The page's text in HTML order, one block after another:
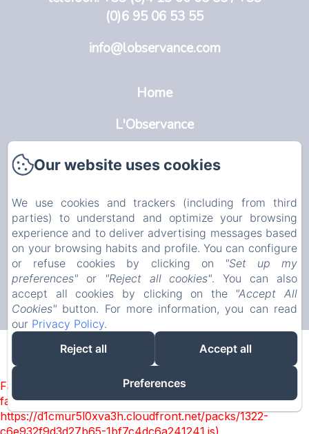
(0)6 95 06 53 55
info@lobservance.com
Home
L'Observance
Info
EN
FR NL
Failed to load BookingEngine/index: Loading chunk 1322
failed. (missing:
https://d1cmur5l0xva3h.cloudfront.net/packs/1322-
Our website uses cookies
We use cookies and trackers (including from third
parties) to understand and optimize your browsing
experience and to deliver advertising messages based
on your browsing habits and profile. You can configure
or refuse cookies by clicking on
"Set up my
preferences" or "Reject all cookies". You can also
accept all cookies by clicking on the "Accept All
Cookies" button. For more information, you can read
our Privacy Policy.
Reject all
Accept all
Preferences